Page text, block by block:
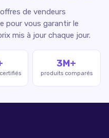
de vendeurs
pour vous garantir le
mis à jour chaque jour.
3M+
produits comparés